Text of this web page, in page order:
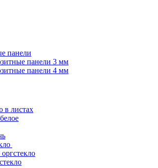
панели
панели 3 мм
панели 4 мм
в листах